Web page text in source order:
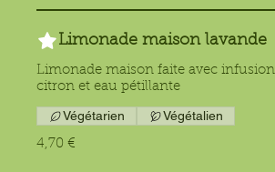
Limonade maison lavande
Limonade maison faite avec
citron et eau pétillante
4,70 €
Végétarien Végétalien